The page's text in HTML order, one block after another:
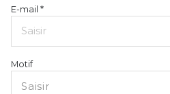
E-mail *
Motif
Saisir